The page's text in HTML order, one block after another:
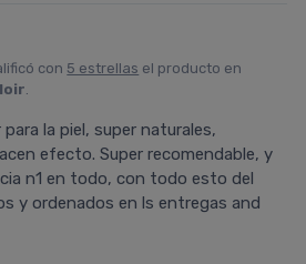
con 5 estrellas el producto en
.
la piel, super naturales,
efecto. Super recomendable, y
n1 en todo, con todo esto del
y ordenados en ls entregas and